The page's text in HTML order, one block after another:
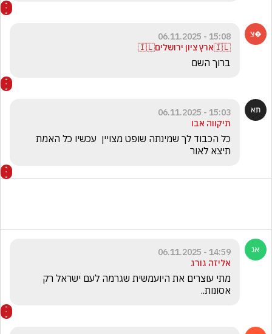
15:08 - 06.11.2025
🇮🇱ארץ ציון ירושלים🇮🇱
ברוך השם
15:03 - 06.11.2025
תיקווה אבו
תיצא לאור
14:59 - 06.11.2025
אליזה גורג
אסונות..